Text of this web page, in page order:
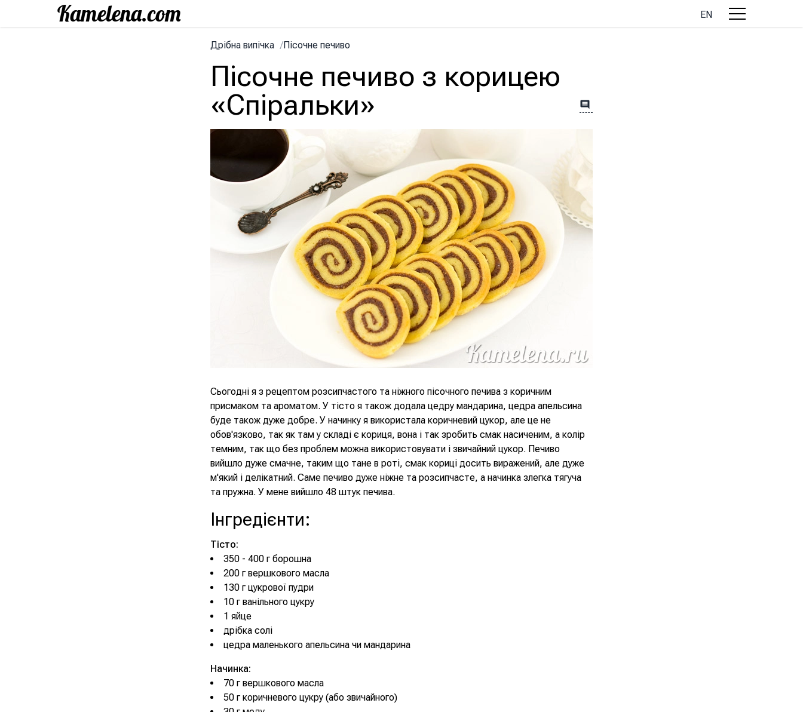
EN
Дрібна випічка /Пісочне печиво
Пісочне печиво з корицею
«Спіральки»
Сьогодні я з рецептом розсипчастого та ніжного пісочного печива з коричним
присмаком та ароматом. У тісто я також додала цедру мандарина, цедра апельсина
буде також дуже добре. У начинку я використала коричневий цукор, але це не
обов'язково, так як там у складі є кориця, вона і так зробить смак насиченим, а колір
темним, так що без проблем можна використовувати і звичайний цукор. Печиво
вийшло дуже смачне, таким що тане в роті, смак кориці досить виражений, але дуже
м'який і делікатний. Саме печиво дуже ніжне та розсипчасте, а начинка злегка тягуча
та пружна. У мене вийшло 48 штук печива.
Інгредієнти:
Тісто:
350 - 400 г борошна
200 г вершкового масла
130 г цукрової пудри
10 г ванільного цукру
1 яйце
дрібка солі
цедра маленького апельсина чи мандарина
Начинка:
70 г вершкового масла
50 г коричневого цукру (або звичайного)